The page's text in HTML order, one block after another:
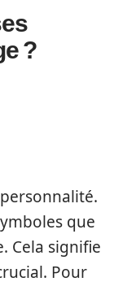
?
que
Cela signifie
Pour